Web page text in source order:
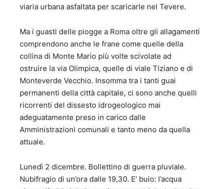
viaria urbana asfaltata per scaricarle nel Tevere.
Ma i guasti delle piogge a Roma oltre gli allagamenti
comprendono anche le frane come quelle della
collina di Monte Mario più volte scivolate ad
ostruire la via Olimpica, quelle di viale Tiziano e di
Monteverde Vecchio. Insomma tra i tanti guai
permanenti della città capitale, ci sono anche quelli
ricorrenti del dissesto idrogeologico mai
adeguatamente preso in carico dalle
Amministrazioni comunali e tanto meno da quella
attuale.
Lunedì 2 dicembre. Bollettino di guerra pluviale.
Nubifragio di un’ora dalle 19,30. E’ buio: l’acqua